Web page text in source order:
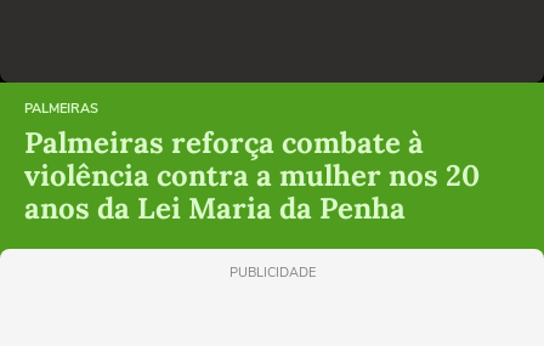
PALMEIRAS
Palmeiras reforça combate à
violência contra a mulher nos 20
anos da Lei Maria da Penha
PUBLICIDADE